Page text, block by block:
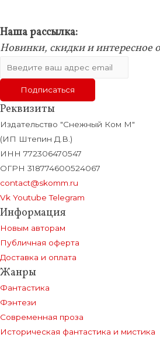
Наша рассылка:
Новинки, скидки и интересное
Реквизиты
Издательство "Снежный Ком М"
(ИП Штепин Д.В.)
ИНН 772306470547
ОГРН 318774600524067
contact@skomm.ru
Vk Youtube Telegram
Информация
Новым авторам
Публичная оферта
Доставка и оплата
Жанры
Фантастика
Фэнтези
Современная проза
Историческая фантастика и мистика